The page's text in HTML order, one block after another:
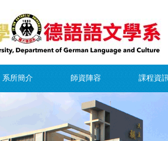
系所簡介 師資陣容 課程資